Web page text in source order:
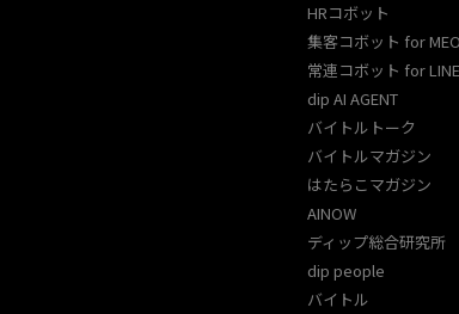
HRコボット
集客コボット for
常連コボット for LINE​
dip AI AGENT
バイトルトーク
バイトルマガジン
はたらこマガジン
AINOW
ディップ総合研究所
dip people
バイトル